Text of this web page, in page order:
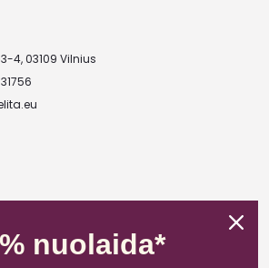
4, 03109 Vilnius
nuolaida*